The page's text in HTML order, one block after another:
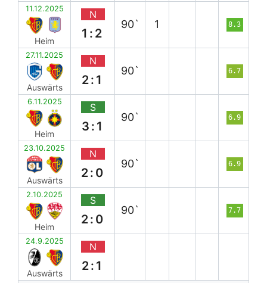
11.12.2025
Heim
N
1:2
90` 1 8.3
27.11.2025
Auswärts
N
2:1
90` 6.7
6.11.2025
Heim
S
3:1
90` 6.9
23.10.2025
Auswärts
N
2:0
90` 6.9
2.10.2025
Heim
S
2:0
90` 7.7
24.9.2025
Auswärts
N
2:1